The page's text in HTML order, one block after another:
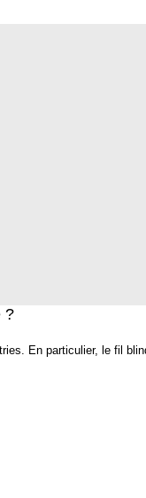
?
En particulier, le fil